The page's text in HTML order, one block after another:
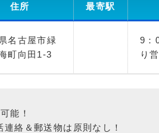
住所 最寄駅
名古屋市緑
町向田1-3
9：
り
能！
絡＆郵送物は原則なし！